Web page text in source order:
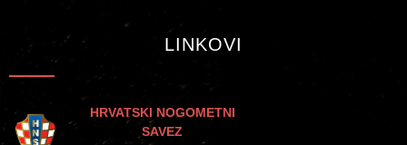
LINKOVI
HRVATSKI NOGOMETNI
SAVEZ